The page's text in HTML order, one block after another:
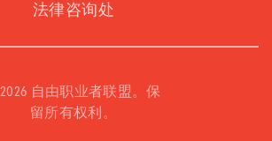
法律咨询处
2026 自由职业者联盟。保
留所有权利。